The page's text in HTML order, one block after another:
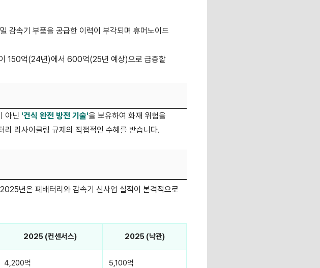
감속기 부품을 공급한 이력이 부각되며 휴머노이드
150억(24년)에서 600억(25년 예상)으로 급증할
아닌 '건식 완전 방전 기술'을 보유하여 화재 위험을
리사이클링 규제의 직접적인 수혜를 받습니다.
년은 폐배터리와 감속기 신사업 실적이 본격적으로
2025 (컨센서스) 2025 (낙관)
4,200억 5,100억